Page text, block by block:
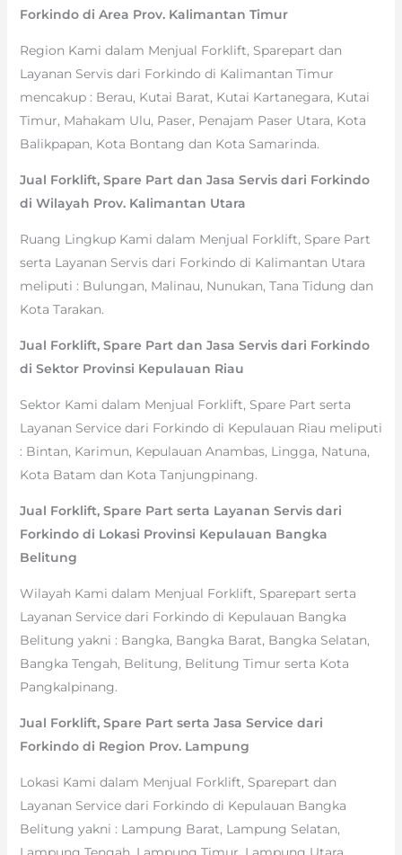
Forkindo di Area Prov. Kalimantan Timur
Region Kami dalam Menjual Forklift, Sparepart dan
Layanan Servis dari Forkindo di Kalimantan Timur
mencakup : Berau, Kutai Barat, Kutai Kartanegara, Kutai
Timur, Mahakam Ulu, Paser, Penajam Paser Utara, Kota
Balikpapan, Kota Bontang dan Kota Samarinda.
Jual Forklift, Spare Part dan Jasa Servis dari Forkindo
di Wilayah Prov. Kalimantan Utara
Ruang Lingkup Kami dalam Menjual Forklift, Spare Part
serta Layanan Servis dari Forkindo di Kalimantan Utara
meliputi : Bulungan, Malinau, Nunukan, Tana Tidung dan
Kota Tarakan.
Jual Forklift, Spare Part dan Jasa Servis dari Forkindo
di Sektor Provinsi Kepulauan Riau
Sektor Kami dalam Menjual Forklift, Spare Part serta
Layanan Service dari Forkindo di Kepulauan Riau meliputi
: Bintan, Karimun, Kepulauan Anambas, Lingga, Natuna,
Kota Batam dan Kota Tanjungpinang.
Jual Forklift, Spare Part serta Layanan Servis dari
Forkindo di Lokasi Provinsi Kepulauan Bangka
Belitung
Wilayah Kami dalam Menjual Forklift, Sparepart serta
Layanan Service dari Forkindo di Kepulauan Bangka
Belitung yakni : Bangka, Bangka Barat, Bangka Selatan,
Bangka Tengah, Belitung, Belitung Timur serta Kota
Pangkalpinang.
Jual Forklift, Spare Part serta Jasa Service dari
Forkindo di Region Prov. Lampung
Lokasi Kami dalam Menjual Forklift, Sparepart dan
Layanan Service dari Forkindo di Kepulauan Bangka
Belitung yakni : Lampung Barat, Lampung Selatan,